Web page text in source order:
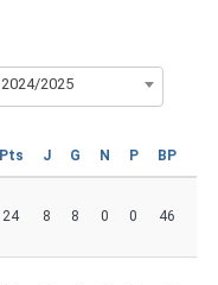
2024/2025
Pts J G N P BP
24 8 8 0 0 46